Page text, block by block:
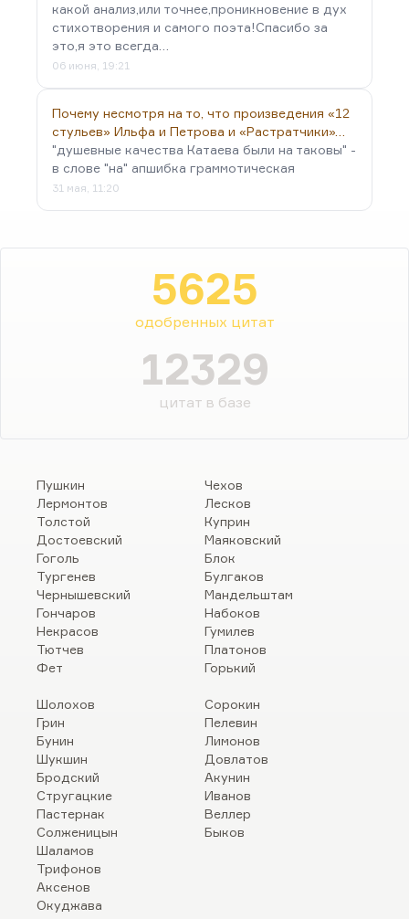
какой анализ,или точнее,проникновение в дух
стихотворения и самого поэта!Спасибо за
это,я это всегда…
06 июня, 19:21
Почему несмотря на то, что произведения «12
стульев» Ильфа и Петрова и «Растратчики»…
"душевные качества Катаева были на таковы" -
в слове "на" апшибка граммотическая
31 мая, 11:20
5625
одобренных цитат
12329
цитат в базе
Пушкин
Лермонтов
Толстой
Достоевский
Гоголь
Тургенев
Чернышевский
Гончаров
Некрасов
Тютчев
Фет
Чехов
Лесков
Куприн
Маяковский
Блок
Булгаков
Мандельштам
Набоков
Гумилев
Платонов
Горький
Шолохов
Грин
Бунин
Шукшин
Бродский
Стругацкие
Пастернак
Солженицын
Шаламов
Трифонов
Аксенов
Окуджава
Сорокин
Пелевин
Лимонов
Довлатов
Акунин
Иванов
Веллер
Быков